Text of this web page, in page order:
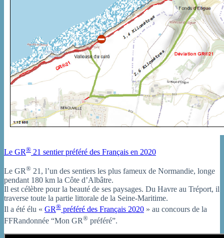
Le GR® 21 sentier préféré des Français en 2020
Le GR® 21, l’un des sentiers les plus fameux de Normandie, longe
pendant 180 km la Côte d’Albâtre.
Il est célèbre pour la beauté de ses paysages. Du Havre au Tréport, il
traverse toute la partie littorale de la Seine-Maritime.
Il a été élu « GR® préféré des Français 2020 » au concours de la
FFRandonnée “Mon GR® préféré”.